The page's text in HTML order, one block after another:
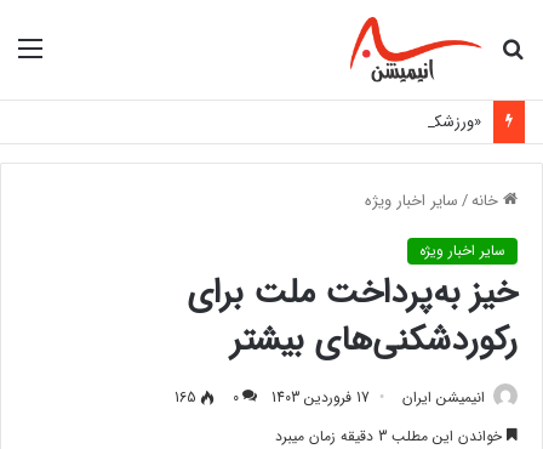
جستجو
خانه/سایر اخبار ویژه
سایر اخبار ویژه
خیز به‌پرداخت ملت برای
رکوردشکنی‌های بیشتر
انیمیشن ایران 17 فروردین 1403 0
165
خواندن این مطلب 3 دقیقه زمان میبرد